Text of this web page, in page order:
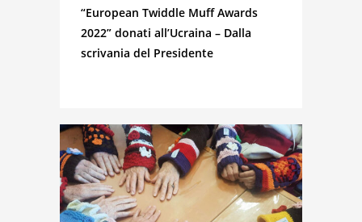
“European Twiddle Muff Awards
2022” donati all’Ucraina – Dalla
scrivania del Presidente